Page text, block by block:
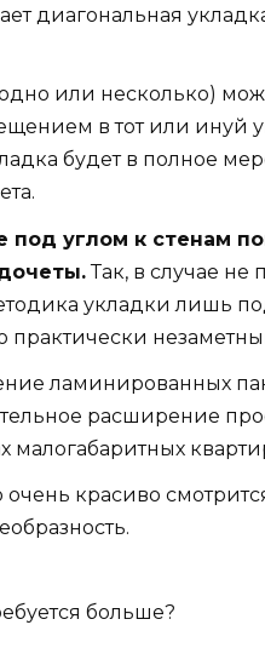
диагональная
или несколько)
в тот или инуй
будет в полное
под углом к стенам
Так, в случае не
укладки лишь
практически
ламинированных
расширение
малогабаритных
красиво
больше?